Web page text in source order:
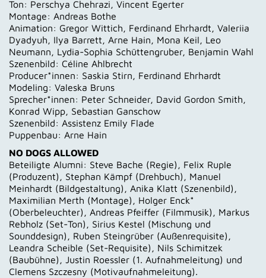
Ton: Perschya Chehrazi, Vincent Egerter
Montage: Andreas Bothe
Animation: Gregor Wittich, Ferdinand Ehrhardt, Valeriia
Dyadyuh, Ilya Barrett, Arne Hain, Mona Keil, Leo
Neumann, Lydia-Sophia Schüttengruber, Benjamin Wahl
Szenenbild: Céline Ahlbrecht
Producer*innen: Saskia Stirn, Ferdinand Ehrhardt
Modeling: Valeska Bruns
Sprecher*innen: Peter Schneider, David Gordon Smith,
Konrad Wipp, Sebastian Ganschow
Szenenbild: Assistenz Emily Flade
Puppenbau: Arne Hain
NO DOGS ALLOWED
Beteiligte Alumni: Steve Bache (Regie), Felix Ruple
(Produzent), Stephan Kämpf (Drehbuch), Manuel
Meinhardt (Bildgestaltung), Anika Klatt (Szenenbild),
Maximilian Merth (Montage), Holger Enck*
(Oberbeleuchter), Andreas Pfeiffer (Filmmusik), Markus
Rebholz (Set-Ton), Sirius Kestel (Mischung und
Sounddesign), Ruben Steingrüber (Außenrequisite),
Leandra Scheible (Set-Requisite), Nils Schimitzek
(Baubühne), Justin Roessler (1. Aufnahmeleitung) und
Clemens Szczesny (Motivaufnahmeleitung).